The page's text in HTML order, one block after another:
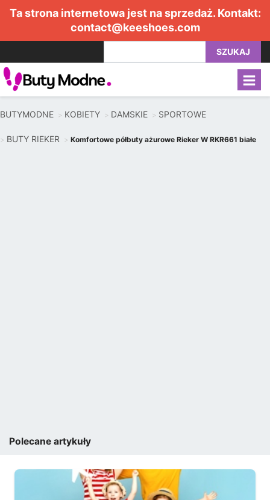
Ta strona internetowa jest na sprzedaż. Kontakt:
contact@keeshoes.com
SZUKAJ
BUTYMODNE KOBIETY DAMSKIE SPORTOWE
BUTY RIEKER Komfortowe półbuty ażurowe Rieker W RKR661 białe
Polecane artykuły